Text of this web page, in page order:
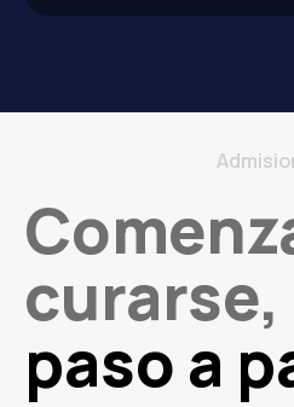
curarse,
paso a